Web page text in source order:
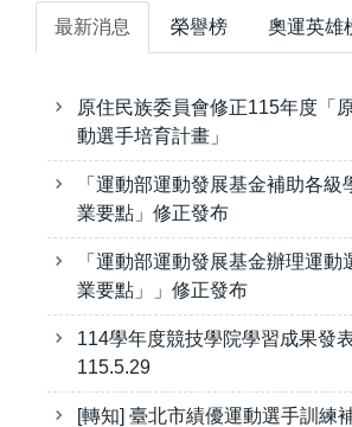
最新消息 榮譽榜 奧運英雄
原住民族委員會修正115年度「
動選手培育計畫」
「運動部運動發展基金補助各級
業要點」修正發布
「運動部運動發展基金辦理運動
業要點」」修正發布
114學年度競技學院學習成果發
115.5.29
[轉知] 臺北市績優運動選手訓練